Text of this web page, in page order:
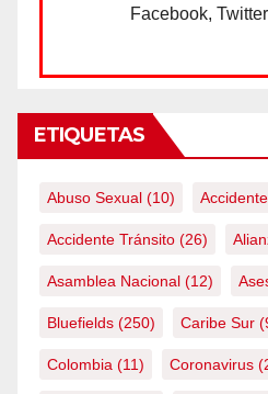
Facebook,
ETIQUETAS
Abuso Sexual (10)
Accidente Tránsito (26)
Asamblea Nacional (12)
Bluefields (250) Caribe Sur
Colombia (11) Coronavirus